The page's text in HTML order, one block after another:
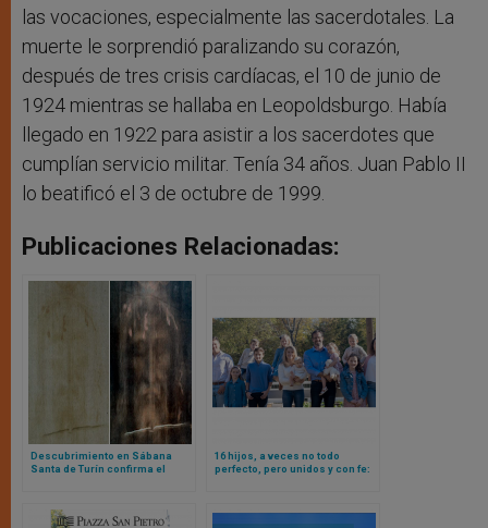
las vocaciones, especialmente las sacerdotales. La
muerte le sorprendió paralizando su corazón,
después de tres crisis cardíacas, el 10 de junio de
1924 mientras se hallaba en Leopoldsburgo. Había
llegado en 1922 para asistir a los sacerdotes que
cumplían servicio militar. Tenía 34 años. Juan Pablo II
lo beatificó el 3 de octubre de 1999.
Publicaciones Relacionadas:
Descubrimiento en Sábana
Santa de Turín confirma el
16 hijos, a veces no todo
perfecto, pero unidos y con fe: